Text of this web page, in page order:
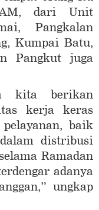
dari Unit
Pangkalan
Kumpai Batu,
Pangkut juga
kita berikan
kerja keras
baik
distribusi
Ramadan
adanya
ungkap